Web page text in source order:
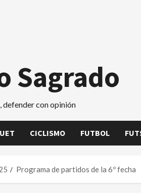
Sagrado
con opinión
CICLISMO FUTBOL
Programa de partidos de la 6º fecha